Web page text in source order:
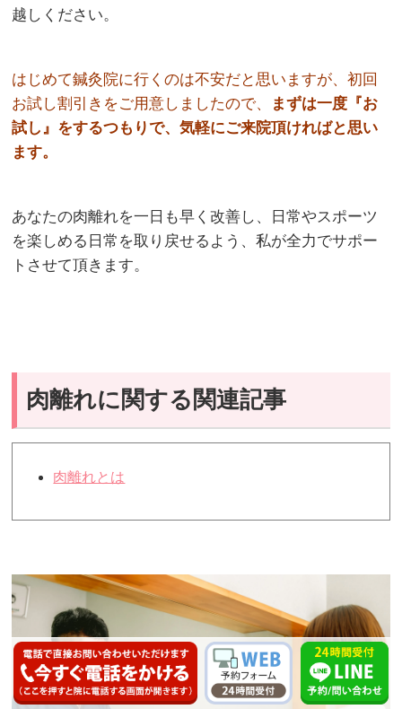
越しください。
はじめて鍼灸院に行くのは不安だと思いますが、初回
お試し割引きをご用意しましたので、
まずは一度『お
試し』をするつもりで、気軽にご来院頂ければと思い
ます。
あなたの肉離れを一日も早く改善し、日常やスポーツ
を楽しめる日常を取り戻せるよう、私が全力でサポー
トさせて頂きます。
肉離れに関する関連記事
肉離れとは